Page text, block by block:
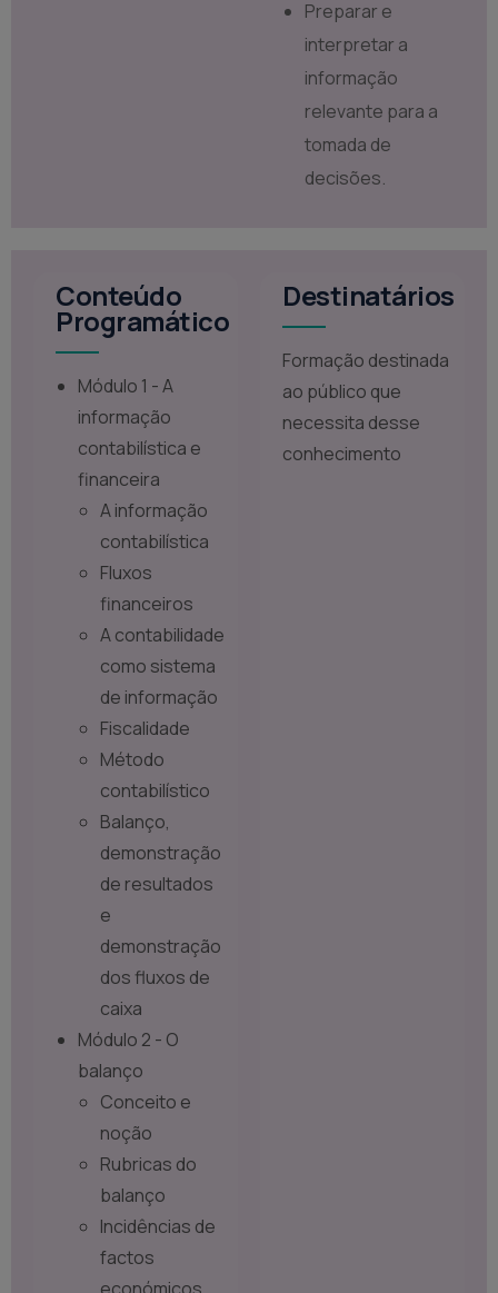
Preparar e
interpretar a
informação
relevante para a
tomada de
decisões.
Conteúdo
Programático
Módulo 1 - A
informação
contabilística e
financeira
A informação
contabilística
Fluxos
financeiros
A contabilidade
como sistema
de informação
Fiscalidade
Método
contabilístico
Balanço,
demonstração
de resultados
e
demonstração
dos fluxos de
caixa
Módulo 2 - O
balanço
Conceito e
noção
Rubricas do
balanço
Incidências de
factos
Destinatários
Formação destinada
ao público que
necessita desse
conhecimento